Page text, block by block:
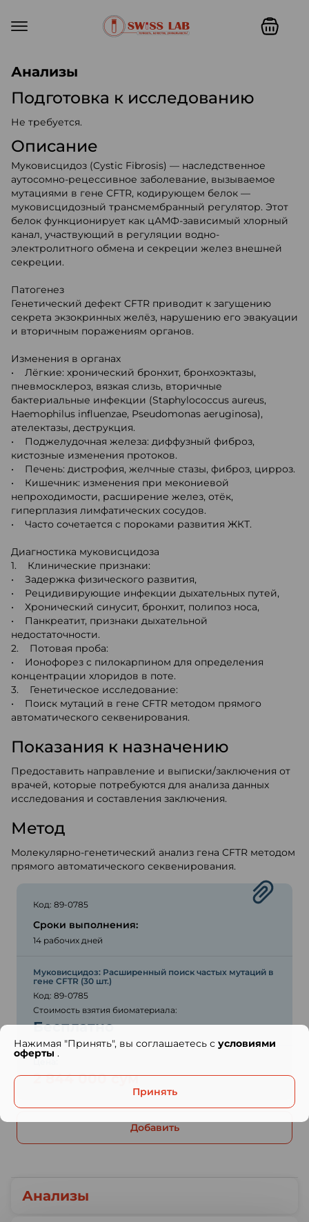
Анализы
Анализы
Подготовка к исследованию
Не требуется.
Описание
Муковисцидоз (Cystic Fibrosis) — наследственное
аутосомно-рецессивное заболевание, вызываемое
мутациями в гене CFTR, кодирующем белок —
муковисцидозный трансмембранный регулятор. Этот
белок функционирует как цАМФ-зависимый хлорный
канал, участвующий в регуляции водно-
электролитного обмена и секреции желез внешней
секреции.
Патогенез
Генетический дефект CFTR приводит к загущению
секрета экзокринных желёз, нарушению его эвакуации
и вторичным поражениям органов.
Изменения в органах
• Лёгкие: хронический бронхит, бронхоэктазы,
пневмосклероз, вязкая слизь, вторичные
бактериальные инфекции (Staphylococcus aureus,
Haemophilus influenzae, Pseudomonas aeruginosa),
ателектазы, деструкция.
• Поджелудочная железа: диффузный фиброз,
кистозные изменения протоков.
• Печень: дистрофия, желчные стазы, фиброз, цирроз.
• Кишечник: изменения при мекониевой
непроходимости, расширение желез, отёк,
гиперплазия лимфатических сосудов.
• Часто сочетается с пороками развития ЖКТ.
Диагностика муковисцидоза
1. Клинические признаки:
• Задержка физического развития,
• Рецидивирующие инфекции дыхательных путей,
• Хронический синусит, бронхит, полипоз носа,
• Панкреатит, признаки дыхательной
недостаточности.
2. Потовая проба:
• Ионофорез с пилокарпином для определения
концентрации хлоридов в поте.
3. Генетическое исследование:
• Поиск мутаций в гене CFTR методом прямого
автоматического секвенирования.
Показания к назначению
Предоставить направление и выписки/заключения от
врачей, которые потребуются для анализа данных
исследования и составления заключения.
Метод
Молекулярно-генетический анализ гена CFTR методом
прямого автоматического секвенирования.
Код: 89-0785
Сроки выполнения:
14 рабочих дней
Муковисцидоз: Расширенный поиск частых мутаций в
гене CFTR (30 шт.)
Код: 89-0785
Стоимость взятия биоматериала:
Бесплатно
Цена:
2 844 000 сум
Добавить
Нажимая "Принять", вы соглашаетесь с условиями
оферты .
Принять